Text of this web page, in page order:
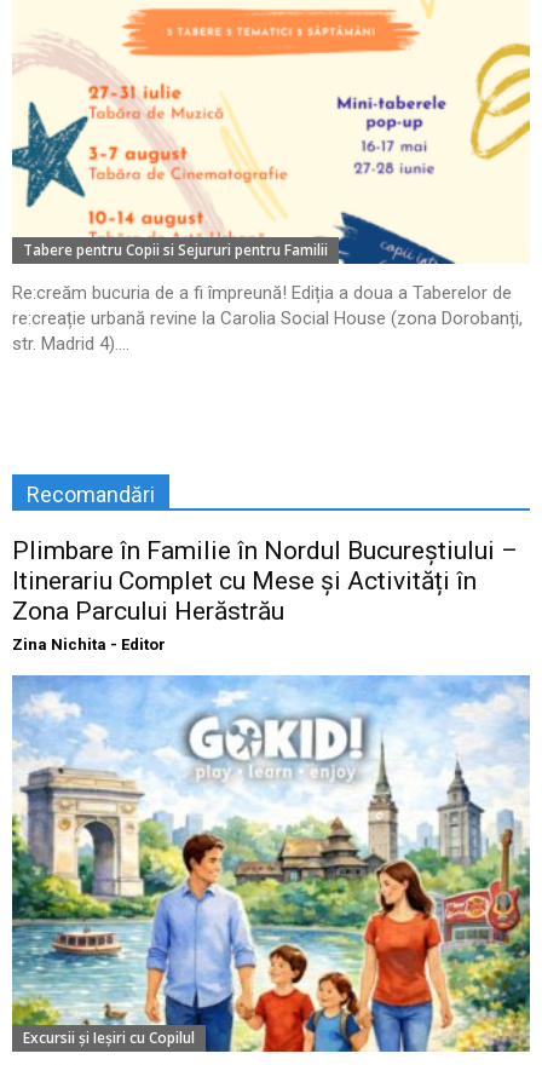
Tabere pentru Copii si Sejururi pentru Familii
Re:creăm bucuria de a fi împreună! Ediția a doua a Taberelor de
re:creație urbană revine la Carolia Social House (zona Dorobanți,
str. Madrid 4)....
Recomandări
Plimbare în Familie în Nordul Bucureștiului –
Itinerariu Complet cu Mese și Activități în
Zona Parcului Herăstrău
Zina Nichita - Editor
Excursii şi Ieşiri cu Copilul